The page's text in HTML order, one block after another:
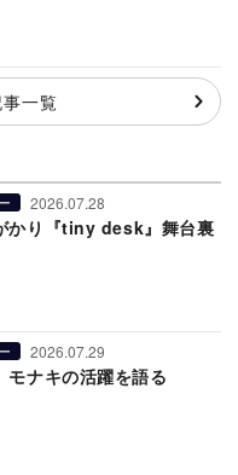
一覧
2026.07.28
かり『tiny desk』舞台裏
2026.07.29
モナキの活躍を語る